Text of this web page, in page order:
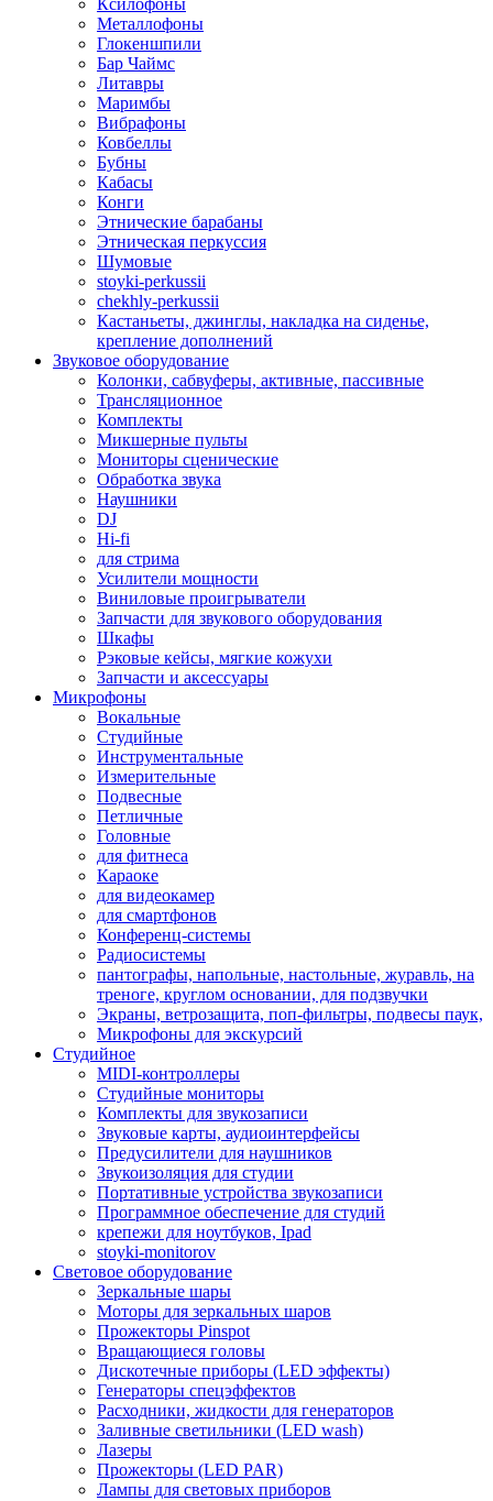
Ксилофоны
Металлофоны
Глокеншпили
Бар Чаймс
Литавры
Маримбы
Вибрафоны
Ковбеллы
Бубны
Кабасы
Конги
Этнические барабаны
Этническая перкуссия
Шумовые
stoyki-perkussii
chekhly-perkussii
Кастаньеты, джинглы, накладка на сиденье,
крепление дополнений
Звуковое оборудование
Колонки, сабвуферы, активные, пассивные
Трансляционное
Комплекты
Микшерные пульты
Мониторы сценические
Обработка звука
Наушники
DJ
Hi-fi
для стрима
Усилители мощности
Виниловые проигрыватели
Запчасти для звукового оборудования
Шкафы
Рэковые кейсы, мягкие кожухи
Запчасти и аксессуары
Микрофоны
Вокальные
Студийные
Инструментальные
Измерительные
Подвесные
Петличные
Головные
для фитнеса
Караоке
для видеокамер
для смартфонов
Конференц-системы
Радиосистемы
пантографы, напольные, настольные, журавль, на
треноге, круглом основании, для подзвучки
Экраны, ветрозащита, поп-фильтры, подвесы паук,
Микрофоны для экскурсий
Студийное
MIDI-контроллеры
Студийные мониторы
Комплекты для звукозаписи
Звуковые карты, аудиоинтерфейсы
Предусилители для наушников
Звукоизоляция для студии
Портативные устройства звукозаписи
Программное обеспечение для студий
крепежи для ноутбуков, Ipad
stoyki-monitorov
Световое оборудование
Зеркальные шары
Моторы для зеркальных шаров
Прожекторы Pinspot
Вращающиеся головы
Дискотечные приборы (LED эффекты)
Генераторы спецэффектов
Расходники, жидкости для генераторов
Заливные светильники (LED wash)
Лазеры
Прожекторы (LED PAR)
Лампы для световых приборов